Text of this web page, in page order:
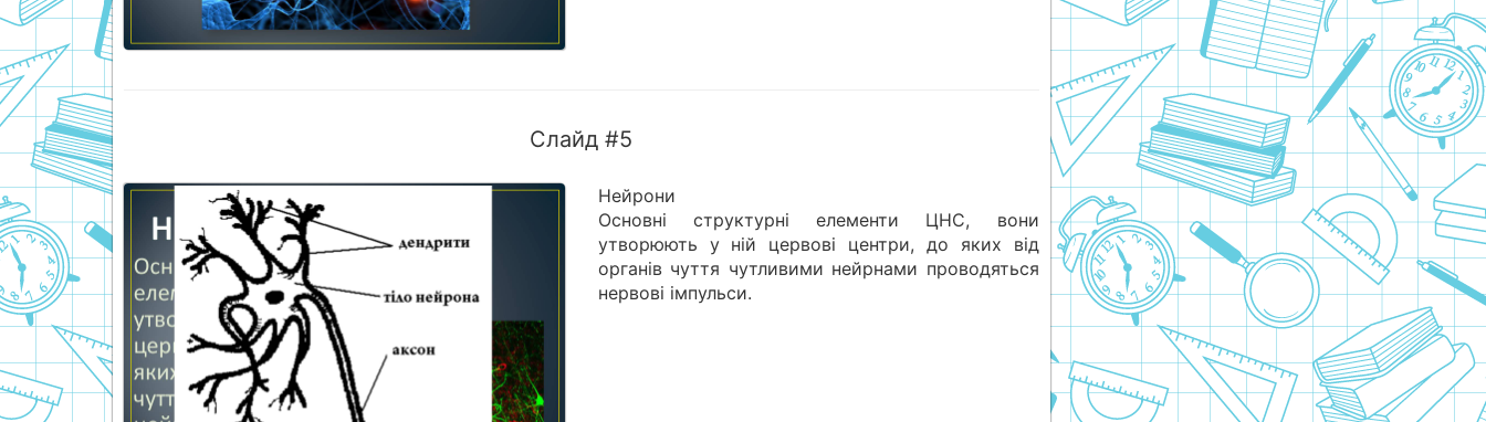
Слайд #5
Нейрони
Основні структурні елементи ЦНС, вони
утворюють у ній цервові центри, до яких від
органів чуття чутливими нейрнами проводяться
нервові імпульси.